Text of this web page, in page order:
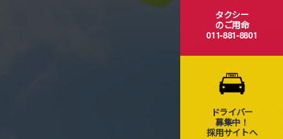
タクシー
のご用命
011-881-8801
ドライバー
募集中！
採用サイトへ